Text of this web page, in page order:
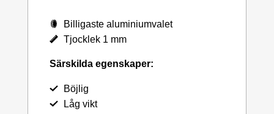
Billigaste aluminiumvalet
Tjocklek 1 mm
Särskilda egenskaper:
Böjlig
Låg vikt